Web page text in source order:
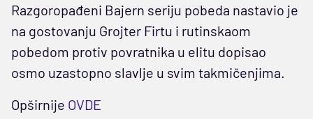
Razgoropađeni Bajern seriju pobeda nastavio je
na gostovanju Grojter Firtu i rutinskaom
pobedom protiv povratnika u elitu dopisao
osmo uzastopno slavlje u svim takmičenjima.
Opširnije OVDE